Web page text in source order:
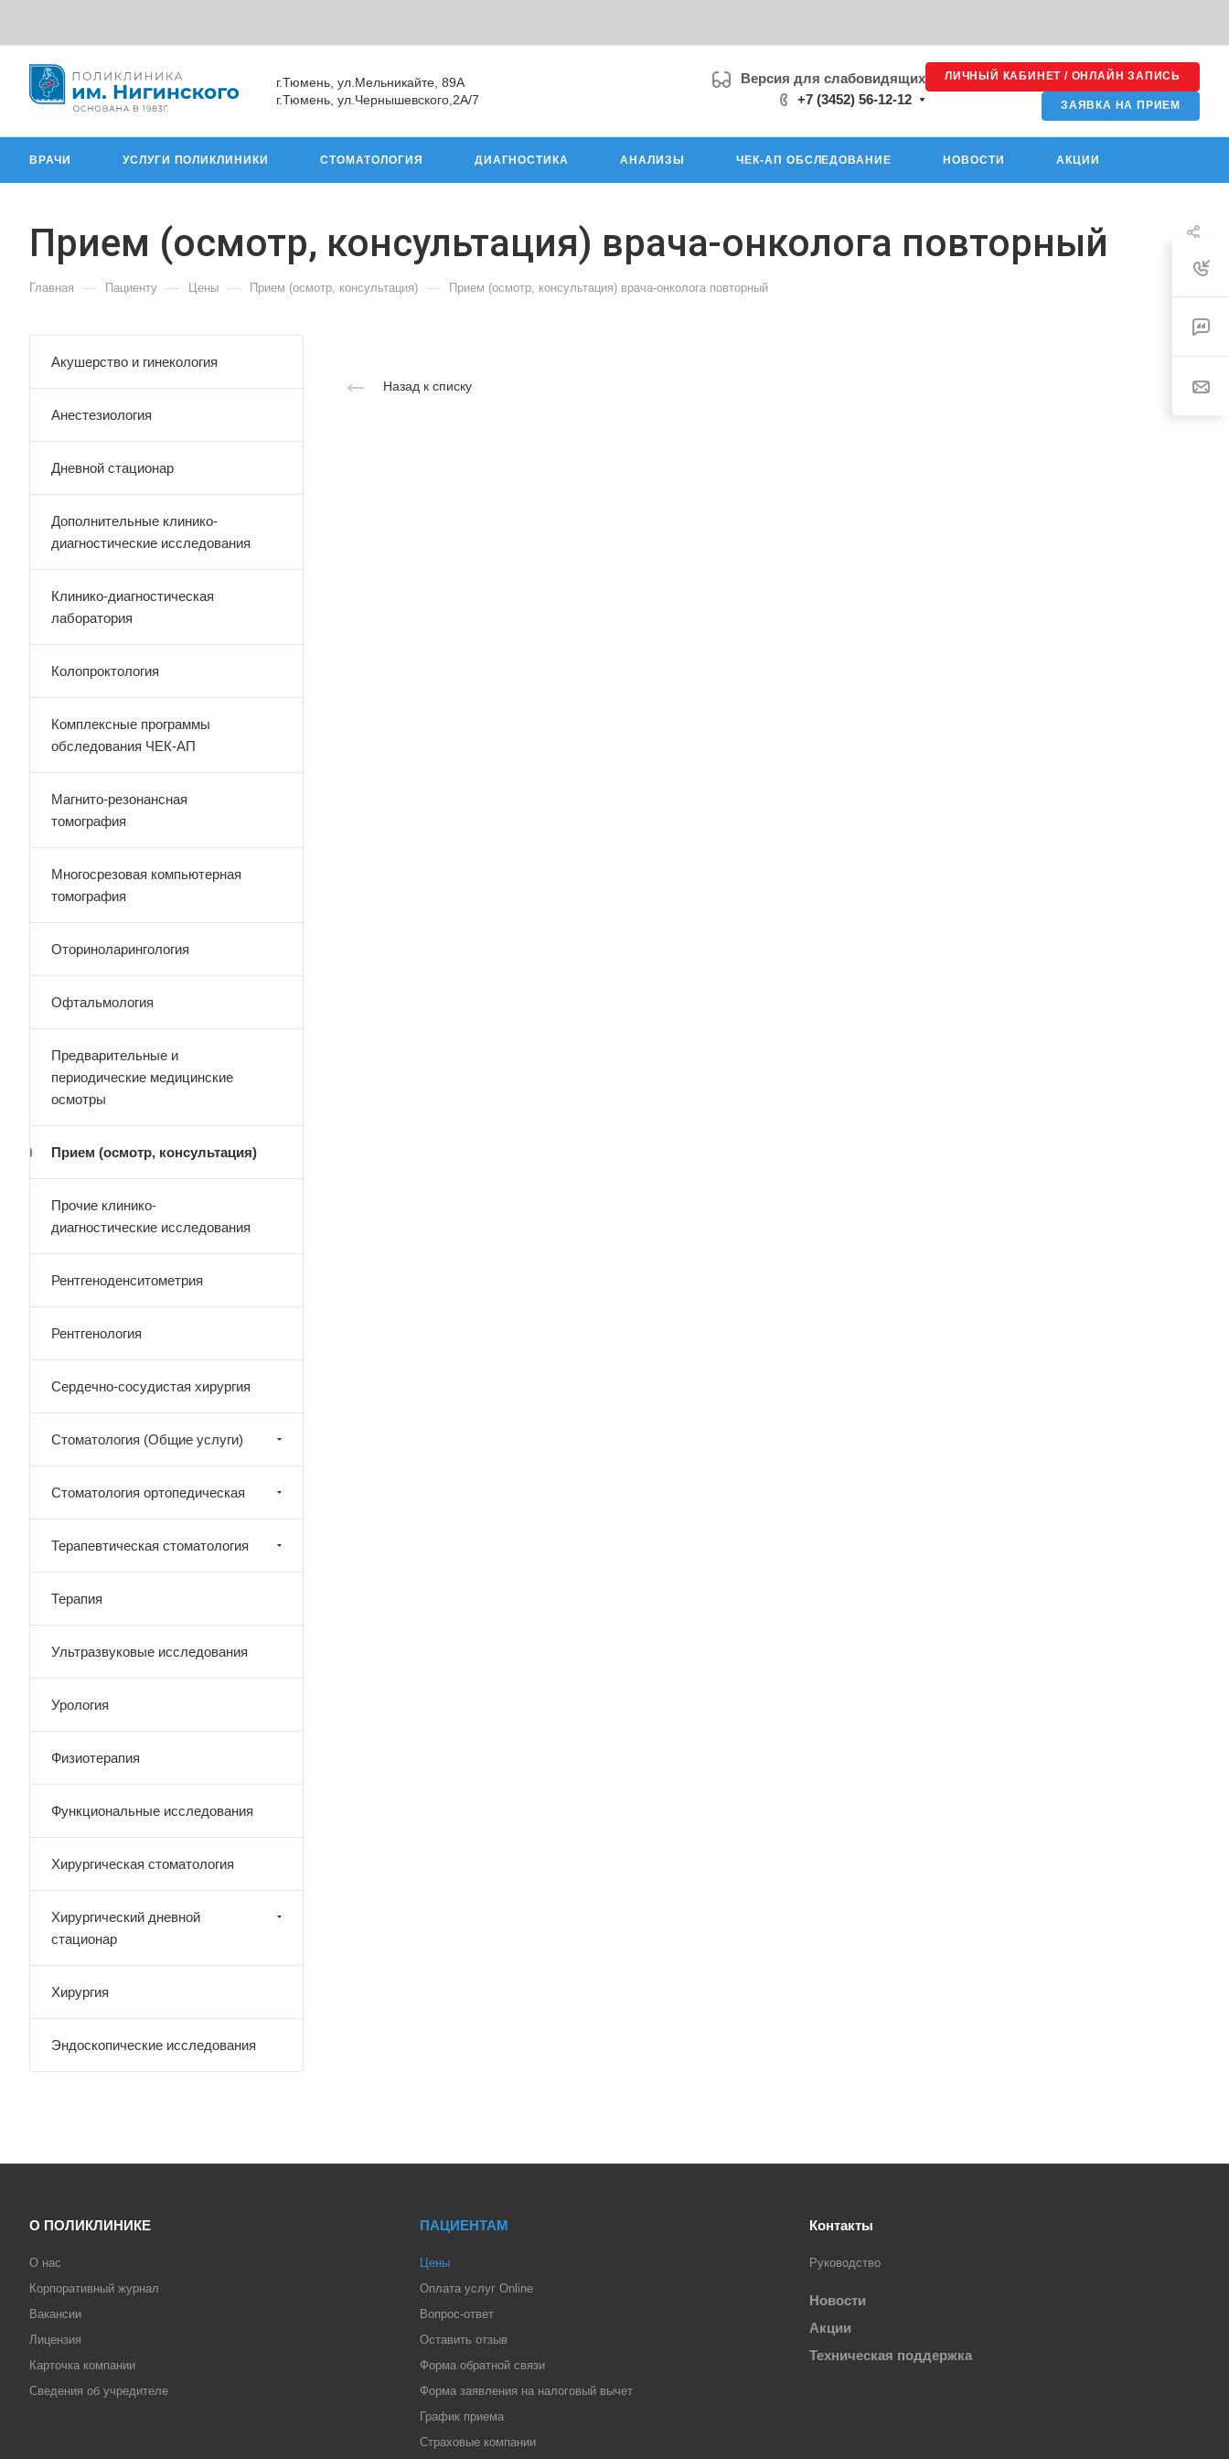
г.Тюмень, ул.Мельникайте, 89А
г.Тюмень, ул.Чернышевского,2А/7
Версия для слабовидящих
+7 (3452) 56-12-12
ЛИЧНЫЙ КАБИНЕТ / ОНЛАЙН ЗАПИСЬ
ЗАЯВКА НА ПРИЕМ
ВРАЧИ УСЛУГИ ПОЛИКЛИНИКИ СТОМАТОЛОГИЯ ДИАГНОСТИКА АНАЛИЗЫ ЧЕК-АП ОБСЛЕДОВАНИЕ НОВОСТИ АКЦИИ
Прием (осмотр, консультация) врача-онколога повторный
Главная — Пациенту — Цены — Прием (осмотр, консультация) — Прием (осмотр, консультация) врача-онколога повторный
Назад к списку
Акушерство и гинекология
Анестезиология
Дневной стационар
Дополнительные клинико-
диагностические исследования
Клинико-диагностическая
лаборатория
Колопроктология
Комплексные программы
обследования ЧЕК-АП
Магнито-резонансная
томография
Многосрезовая компьютерная
томография
Оториноларингология
Офтальмология
Предварительные и
периодические медицинские
осмотры
Прием (осмотр, консультация)
Прочие клинико-
диагностические исследования
Рентгеноденситометрия
Рентгенология
Сердечно-сосудистая хирургия
Стоматология (Общие услуги)
Стоматология ортопедическая
Терапевтическая стоматология
Терапия
Ультразвуковые исследования
Урология
Физиотерапия
Функциональные исследования
Хирургическая стоматология
Хирургический дневной
стационар
Хирургия
Эндоскопические исследования
О ПОЛИКЛИНИКЕ
О нас
Корпоративный журнал
Вакансии
Лицензия
Карточка компании
Сведения об учредителе
ПАЦИЕНТАМ
Цены
Оплата услуг Online
Вопрос-ответ
Оставить отзыв
Форма обратной связи
Форма заявления на налоговый вычет
График приема
Страховые компании
Контакты
Руководство
Новости
Акции
Техническая поддержка